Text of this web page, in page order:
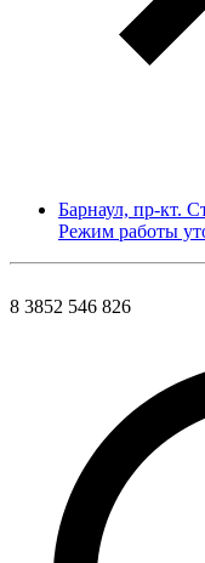
Барнаул, пр-кт.
Режим работы
8 3852 546 826